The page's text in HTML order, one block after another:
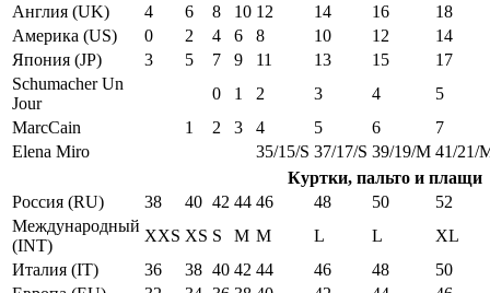
Англия (UK)
4 6 8 10 12 14 16
18
Америка (US)
0 2 4 6 8 10 12
14
Япония (JP)
3 5 7 9 11 13 15
17
Schumacher Un
Jour
0 1 2 3 4
5
MarcCain
1 2 3 4 5 6
7
Elena Miro
35/15/S 37/17/S 39/19/M 41/21/
Куртки, пальто и плащи
Россия (RU)
38 40 42 44 46 48 50
52
Международный
(INT)
XXS XS S M M L L
XL
Италия (IT)
36 38 40 42 44 46 48
50